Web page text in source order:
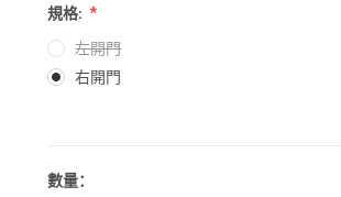
規格:
左開門
右開門
目前
數量：